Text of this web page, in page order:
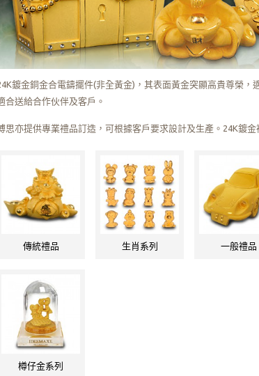
鍍金銅金合電鑄擺件(非全黃金)，其表面黃金突顯高貴尊榮
合送給合作伙伴及客戶。
思亦提供專業禮品訂造，可根據客戶要求設計及生產。24K鍍
傳統禮品 生肖系列 一般禮品
樽仔金系列